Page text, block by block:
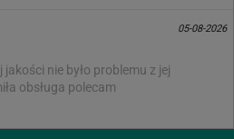
05-08-2026
nie było problemu z jej
obsługa polecam